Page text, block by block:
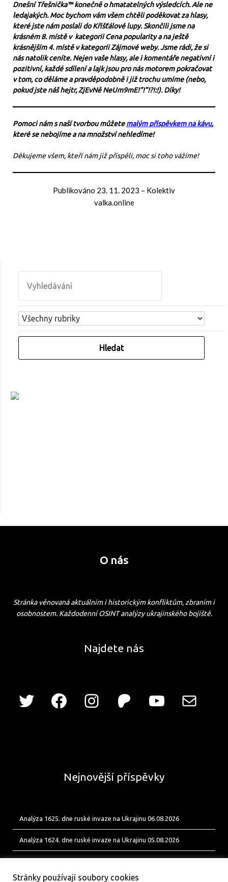
Dnešní Třešnička™ konečně o hmatatelných výsledcích. Ale ne
ledajakých. Moc bychom vám všem chtěli poděkovat za hlasy,
které jste nám poslali do Křišťálové lupy. Skončili jsme na
krásném 8. místě v kategorii Cena popularity a na ještě
krásnějším 4. místě v kategorii Zájmové weby. Jsme rádi, že si
nás natolik ceníte. Nejen vaše hlasy, ale i komentáře negativní i
pozitivní, každé sdílení a lajk jsou pro nás motorem pokračovat
v tom, co děláme a pravděpodobně i již trochu umíme (nebo,
pokud jste náš hejtr, ZjEvNě NeUm9mE!”!”!?!:!). Díky!
Pomoci nám s naší tvorbou můžetemalým příspěvkem na kávu,
které se nebojíme a na množství nehledíme!
Děkujeme všem, kteří nám již přispěli, moc si toho vážíme!
Publikováno 23. 11. 2023 – Kolektiv
valka.online
O nás
Stránka věnovaná aktuálním i historickým konfliktům, zbraním i
osobnostem. Každodenní OSINT analýzy ukrajinského bojiště.
Najdete nás
Nejnovější příspěvky
Analýza 1625. dne ruské invaze na Ukrajinu 06.08.2026
Analýza 1624. dne ruské invaze na Ukrajinu 05.08.2026
Stránky používají soubory cookies